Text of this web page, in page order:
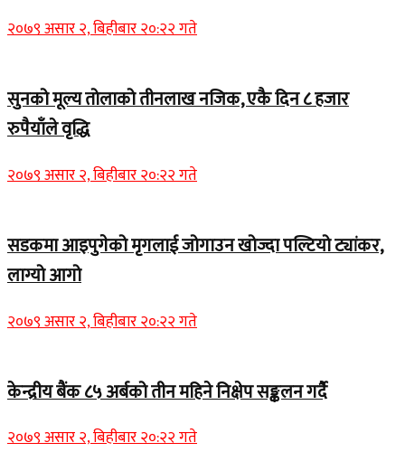
२०७९ असार २, बिहीबार २०:२२ गते
सुनको मूल्य तोलाको तीनलाख नजिक, एकै दिन ८ हजार
रुपैयाँले वृद्धि
२०७९ असार २, बिहीबार २०:२२ गते
सडकमा आइपुगेको मृगलाई जोगाउन खोज्दा पल्टियो ट्यांकर,
लाग्यो आगो
२०७९ असार २, बिहीबार २०:२२ गते
केन्द्रीय बैंक ८५ अर्बको तीन महिने निक्षेप सङ्कलन गर्दै
२०७९ असार २, बिहीबार २०:२२ गते